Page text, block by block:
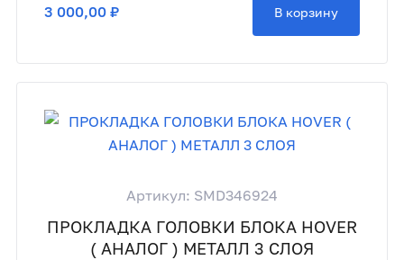
3 000,00 ₽ В корзину
Артикул: SMD346924
ПРОКЛАДКА ГОЛОВКИ БЛОКА HOVER
( АНАЛОГ ) МЕТАЛЛ 3 СЛОЯ